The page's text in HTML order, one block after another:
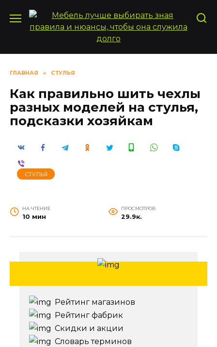
содержанию
ГЛАВНАЯ » СТУЛЬЯ
Как правильно шить чехлы
разных моделей на стулья,
подсказки хозяйкам
СТУЛЬЯ
НА ЧТЕНИЕ
10 мин
ПРОСМОТРОВ
29.9к.
Рейтинг магазинов
Рейтинг фабрик
Скидки и акции
Словарь терминов